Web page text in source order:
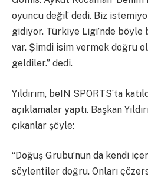
oyuncu değil’ dedi. Biz
gidiyor. Türkiye Ligi’nde
var. Şimdi isim vermek doğru
geldiler.” dedi.
Yıldırım, beIN SPORTS’ta
açıklamalar yaptı. Başkan
çıkanlar şöyle:
“Doğuş Grubu’nun da kendi
söylentiler doğru. Onları